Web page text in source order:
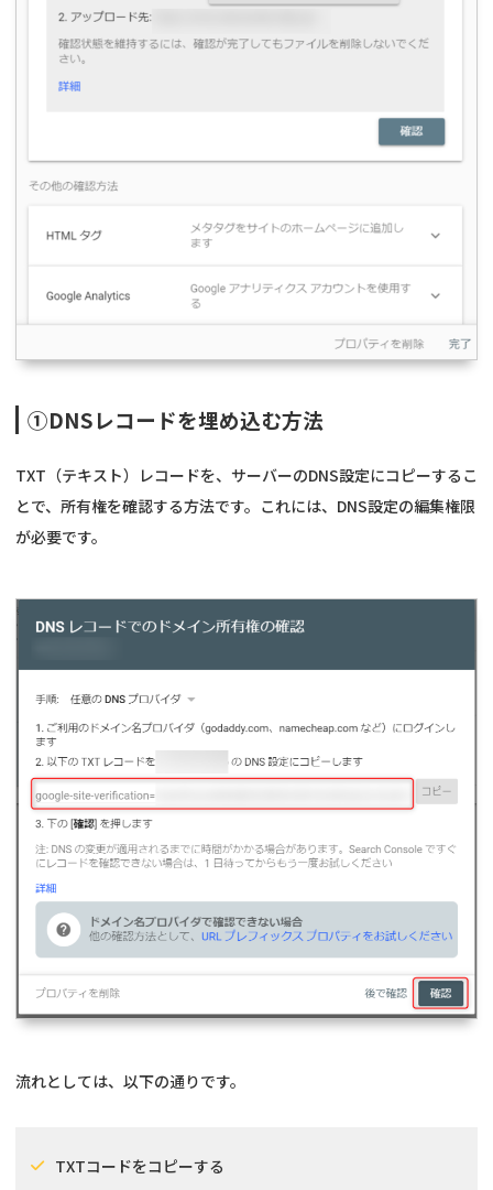
①DNSレコードを埋め込む方法
TXT（テキスト）レコードを、サーバーのDNS設定にコピーするこ
とで、所有権を確認する方法です。これには、DNS設定の編集権限
が必要です。
流れとしては、以下の通りです。
TXTコードをコピーする